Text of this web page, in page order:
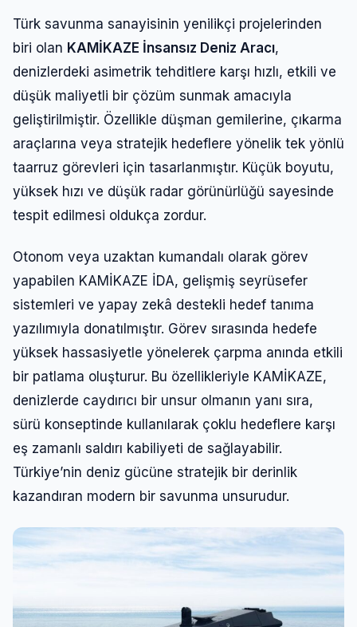
Türk savunma sanayisinin yenilikçi projelerinden
biri olan KAMİKAZE İnsansız Deniz Aracı,
denizlerdeki asimetrik tehditlere karşı hızlı, etkili ve
düşük maliyetli bir çözüm sunmak amacıyla
geliştirilmiştir. Özellikle düşman gemilerine, çıkarma
araçlarına veya stratejik hedeflere yönelik tek yönlü
taarruz görevleri için tasarlanmıştır. Küçük boyutu,
yüksek hızı ve düşük radar görünürlüğü sayesinde
tespit edilmesi oldukça zordur.
Otonom veya uzaktan kumandalı olarak görev
yapabilen KAMİKAZE İDA, gelişmiş seyrüsefer
sistemleri ve yapay zekâ destekli hedef tanıma
yazılımıyla donatılmıştır. Görev sırasında hedefe
yüksek hassasiyetle yönelerek çarpma anında etkili
bir patlama oluşturur. Bu özellikleriyle KAMİKAZE,
denizlerde caydırıcı bir unsur olmanın yanı sıra,
sürü konseptinde kullanılarak çoklu hedeflere karşı
eş zamanlı saldırı kabiliyeti de sağlayabilir.
Türkiye’nin deniz gücüne stratejik bir derinlik
kazandıran modern bir savunma unsurudur.